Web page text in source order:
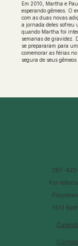
Em 2010, Martha e
esperando gêmeos. O
com as duas novas
a jornada deles sofreu
quando Martha foi
semanas de gravidez.
se prepararam para
comemorar as férias
segura de seus
267-
For
1511